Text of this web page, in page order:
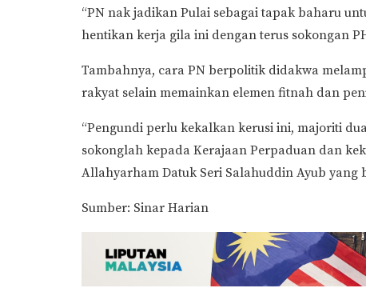
“PN nak jadikan Pulai sebagai tapak baharu
hentikan kerja gila ini dengan terus sokongan
Tambahnya, cara PN berpolitik didakwa
rakyat selain memainkan elemen fitnah dan
“Pengundi perlu kekalkan kerusi ini, majoriti
sokonglah kepada Kerajaan Perpaduan dan
Allahyarham Datuk Seri Salahuddin Ayub yang
Sumber: Sinar Harian